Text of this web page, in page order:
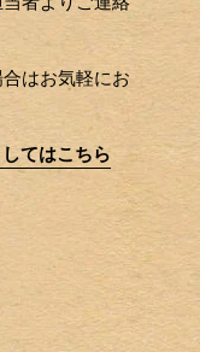
はお気軽にお
てはこちら